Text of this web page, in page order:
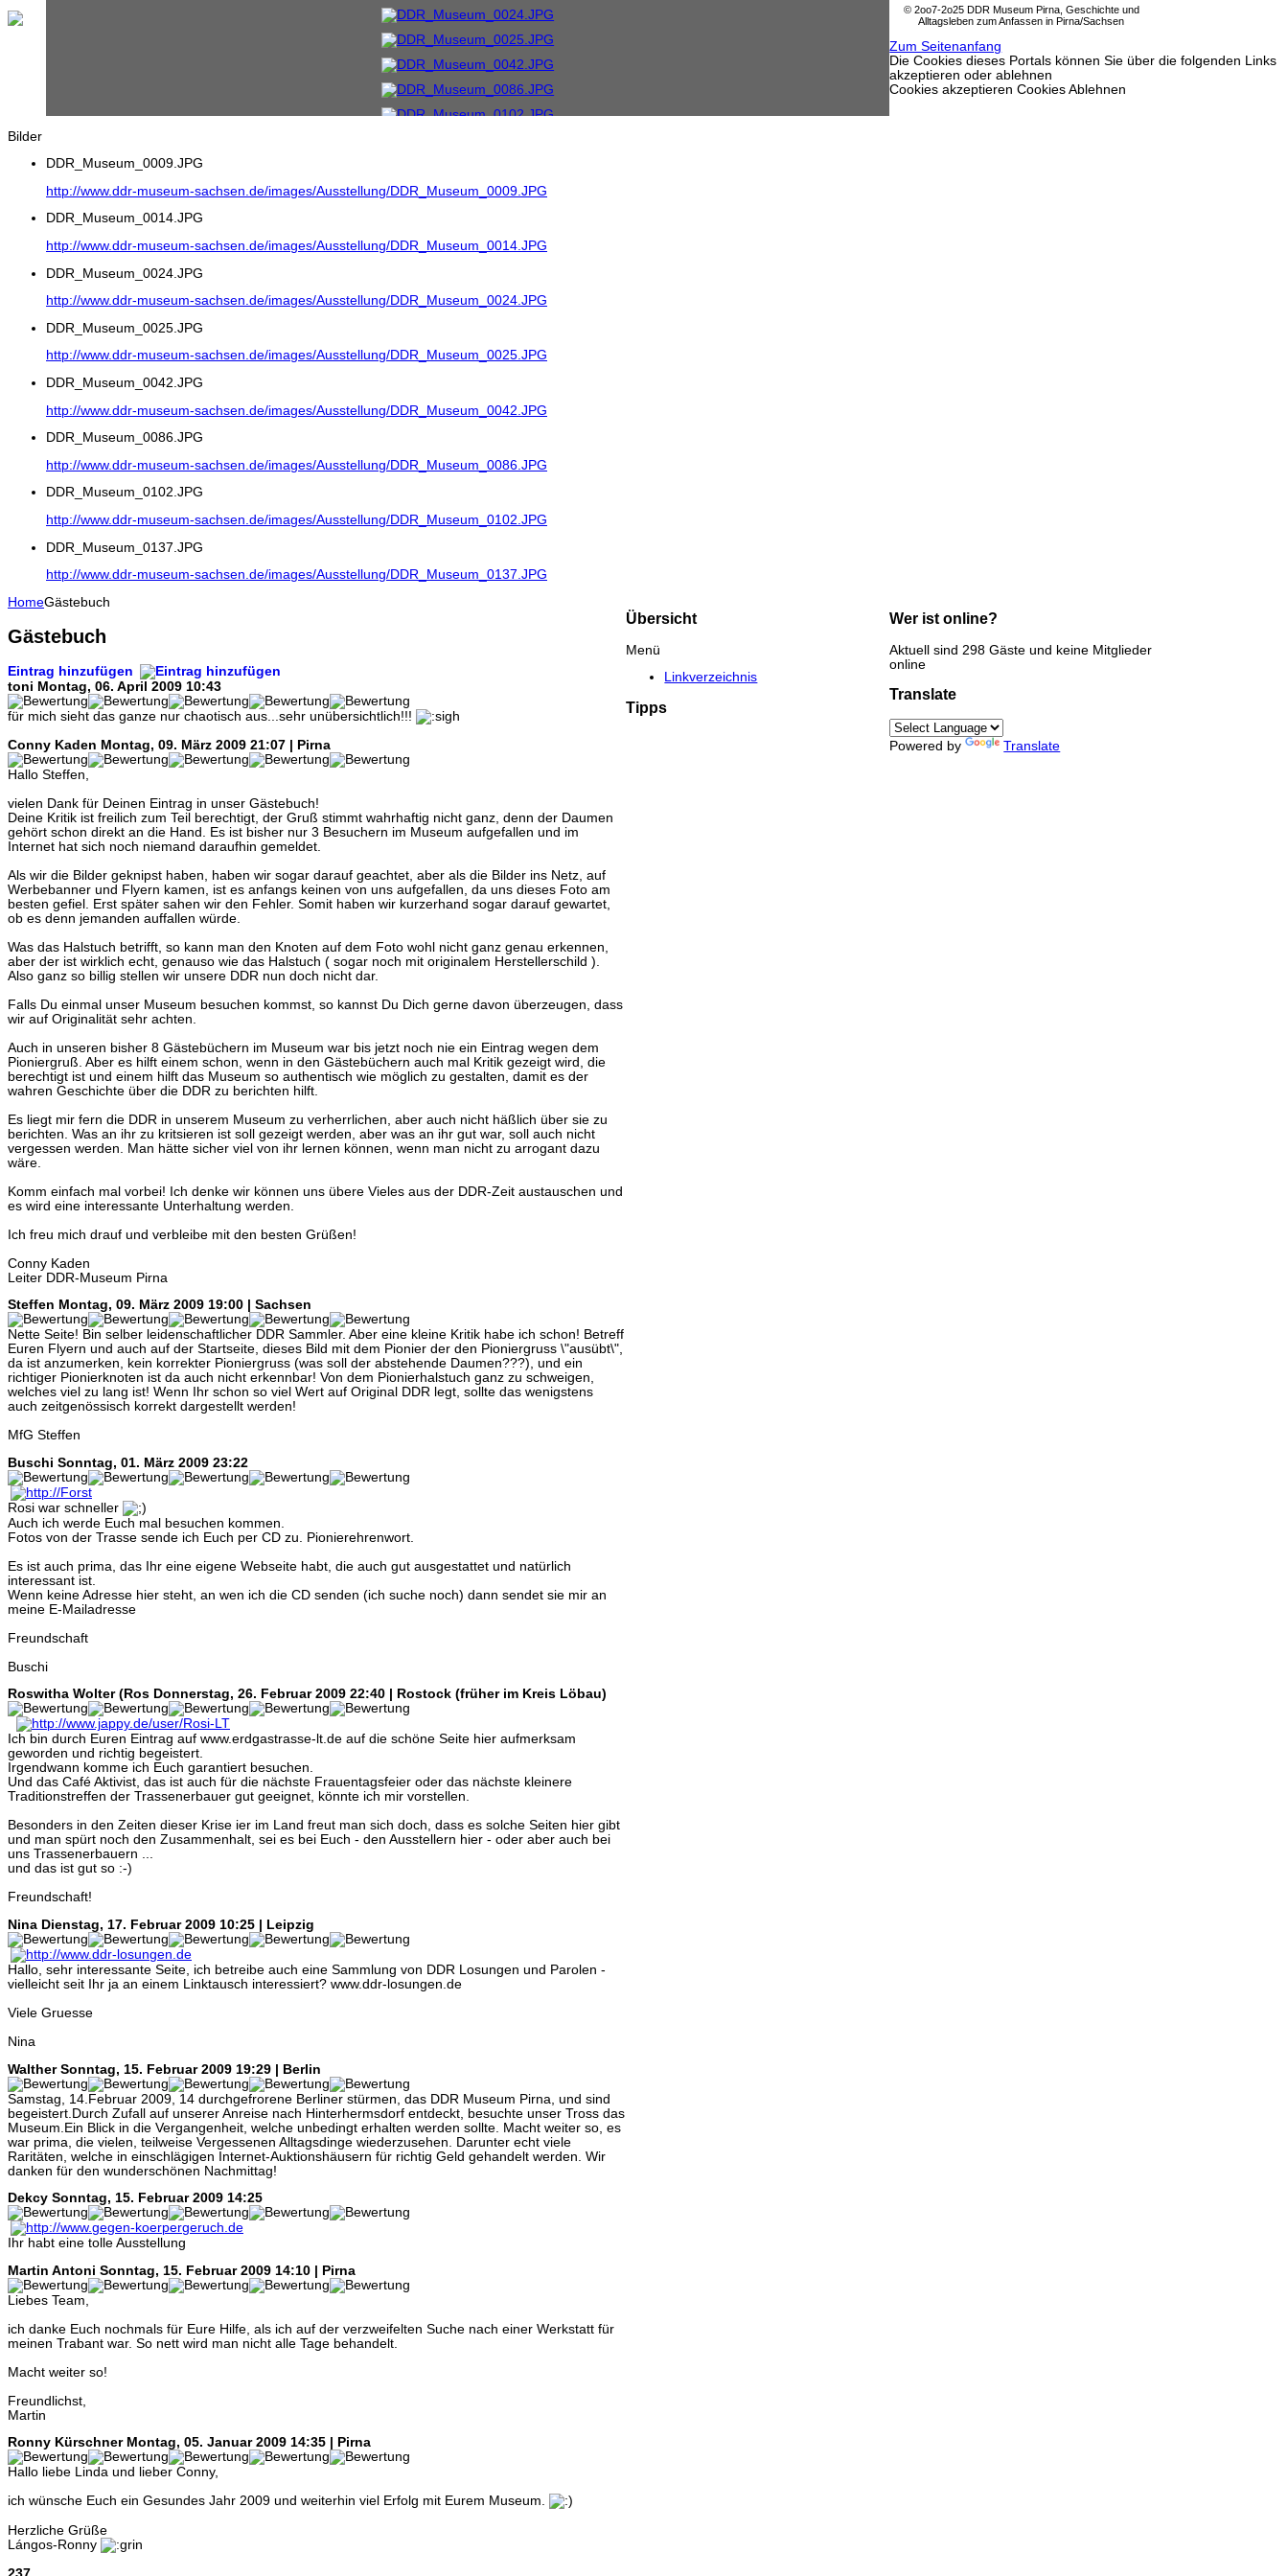
Bilder
DDR_Museum_0009.JPG
http://www.ddr-museum-sachsen.de/images/Ausstellung/DDR_Museum_0009.JPG
DDR_Museum_0014.JPG
http://www.ddr-museum-sachsen.de/images/Ausstellung/DDR_Museum_0014.JPG
DDR_Museum_0024.JPG
http://www.ddr-museum-sachsen.de/images/Ausstellung/DDR_Museum_0024.JPG
DDR_Museum_0025.JPG
http://www.ddr-museum-sachsen.de/images/Ausstellung/DDR_Museum_0025.JPG
DDR_Museum_0042.JPG
http://www.ddr-museum-sachsen.de/images/Ausstellung/DDR_Museum_0042.JPG
DDR_Museum_0086.JPG
http://www.ddr-museum-sachsen.de/images/Ausstellung/DDR_Museum_0086.JPG
DDR_Museum_0102.JPG
http://www.ddr-museum-sachsen.de/images/Ausstellung/DDR_Museum_0102.JPG
DDR_Museum_0137.JPG
http://www.ddr-museum-sachsen.de/images/Ausstellung/DDR_Museum_0137.JPG
HomeGästebuch
Gästebuch
Eintrag hinzufügen
toni Montag, 06. April 2009 10:43
für mich sieht das ganze nur chaotisch aus...sehr unübersichtlich!!!
Conny Kaden Montag, 09. März 2009 21:07 | Pirna
Hallo Steffen,
vielen Dank für Deinen Eintrag in unser Gästebuch!
Deine Kritik ist freilich zum Teil berechtigt, der Gruß stimmt wahrhaftig nicht ganz, denn der Daumen
gehört schon direkt an die Hand. Es ist bisher nur 3 Besuchern im Museum aufgefallen und im
Internet hat sich noch niemand daraufhin gemeldet.
Als wir die Bilder geknipst haben, haben wir sogar darauf geachtet, aber als die Bilder ins Netz, auf
Werbebanner und Flyern kamen, ist es anfangs keinen von uns aufgefallen, da uns dieses Foto am
besten gefiel. Erst später sahen wir den Fehler. Somit haben wir kurzerhand sogar darauf gewartet,
ob es denn jemanden auffallen würde.
Was das Halstuch betrifft, so kann man den Knoten auf dem Foto wohl nicht ganz genau erkennen,
aber der ist wirklich echt, genauso wie das Halstuch ( sogar noch mit originalem Herstellerschild ).
Also ganz so billig stellen wir unsere DDR nun doch nicht dar.
Falls Du einmal unser Museum besuchen kommst, so kannst Du Dich gerne davon überzeugen, dass
wir auf Originalität sehr achten.
Auch in unseren bisher 8 Gästebüchern im Museum war bis jetzt noch nie ein Eintrag wegen dem
Pioniergruß. Aber es hilft einem schon, wenn in den Gästebüchern auch mal Kritik gezeigt wird, die
berechtigt ist und einem hilft das Museum so authentisch wie möglich zu gestalten, damit es der
wahren Geschichte über die DDR zu berichten hilft.
Es liegt mir fern die DDR in unserem Museum zu verherrlichen, aber auch nicht häßlich über sie zu
berichten. Was an ihr zu kritsieren ist soll gezeigt werden, aber was an ihr gut war, soll auch nicht
vergessen werden. Man hätte sicher viel von ihr lernen können, wenn man nicht zu arrogant dazu
wäre.
Komm einfach mal vorbei! Ich denke wir können uns übere Vieles aus der DDR-Zeit austauschen und
es wird eine interessante Unterhaltung werden.
Ich freu mich drauf und verbleibe mit den besten Grüßen!
Conny Kaden
Leiter DDR-Museum Pirna
Steffen Montag, 09. März 2009 19:00 | Sachsen
Nette Seite! Bin selber leidenschaftlicher DDR Sammler. Aber eine kleine Kritik habe ich schon! Betreff
Euren Flyern und auch auf der Startseite, dieses Bild mit dem Pionier der den Pioniergruss \"ausübt\",
da ist anzumerken, kein korrekter Pioniergruss (was soll der abstehende Daumen???), und ein
richtiger Pionierknoten ist da auch nicht erkennbar! Von dem Pionierhalstuch ganz zu schweigen,
welches viel zu lang ist! Wenn Ihr schon so viel Wert auf Original DDR legt, sollte das wenigstens
auch zeitgenössisch korrekt dargestellt werden!
MfG Steffen
Buschi Sonntag, 01. März 2009 23:22
Rosi war schneller
Auch ich werde Euch mal besuchen kommen.
Fotos von der Trasse sende ich Euch per CD zu. Pionierehrenwort.
Es ist auch prima, das Ihr eine eigene Webseite habt, die auch gut ausgestattet und natürlich
interessant ist.
Wenn keine Adresse hier steht, an wen ich die CD senden (ich suche noch) dann sendet sie mir an
meine E-Mailadresse
Freundschaft
Buschi
Roswitha Wolter (Ros Donnerstag, 26. Februar 2009 22:40 | Rostock (früher im Kreis Löbau)
Ich bin durch Euren Eintrag auf www.erdgastrasse-lt.de auf die schöne Seite hier aufmerksam
geworden und richtig begeistert.
Irgendwann komme ich Euch garantiert besuchen.
Und das Café Aktivist, das ist auch für die nächste Frauentagsfeier oder das nächste kleinere
Traditionstreffen der Trassenerbauer gut geeignet, könnte ich mir vorstellen.
Besonders in den Zeiten dieser Krise ier im Land freut man sich doch, dass es solche Seiten hier gibt
und man spürt noch den Zusammenhalt, sei es bei Euch - den Ausstellern hier - oder aber auch bei
uns Trassenerbauern ...
und das ist gut so :-)
Freundschaft!
Nina Dienstag, 17. Februar 2009 10:25 | Leipzig
Hallo, sehr interessante Seite, ich betreibe auch eine Sammlung von DDR Losungen und Parolen -
vielleicht seit Ihr ja an einem Linktausch interessiert? www.ddr-losungen.de
Viele Gruesse
Nina
Walther Sonntag, 15. Februar 2009 19:29 | Berlin
Samstag, 14.Februar 2009, 14 durchgefrorene Berliner stürmen, das DDR Museum Pirna, und sind
begeistert.Durch Zufall auf unserer Anreise nach Hinterhermsdorf entdeckt, besuchte unser Tross das
Museum.Ein Blick in die Vergangenheit, welche unbedingt erhalten werden sollte. Macht weiter so, es
war prima, die vielen, teilweise Vergessenen Alltagsdinge wiederzusehen. Darunter echt viele
Raritäten, welche in einschlägigen Internet-Auktionshäusern für richtig Geld gehandelt werden. Wir
danken für den wunderschönen Nachmittag!
Dekcy Sonntag, 15. Februar 2009 14:25
Ihr habt eine tolle Ausstellung
Martin Antoni Sonntag, 15. Februar 2009 14:10 | Pirna
Liebes Team,
ich danke Euch nochmals für Eure Hilfe, als ich auf der verzweifelten Suche nach einer Werkstatt für
meinen Trabant war. So nett wird man nicht alle Tage behandelt.
Macht weiter so!
Freundlichst,
Martin
Ronny Kürschner Montag, 05. Januar 2009 14:35 | Pirna
Hallo liebe Linda und lieber Conny,
ich wünsche Euch ein Gesundes Jahr 2009 und weiterhin viel Erfolg mit Eurem Museum.
Herzliche Grüße
Lángos-Ronny
Übersicht
Menü
Linkverzeichnis
Tipps
Wer ist online?
Aktuell sind 298 Gäste und keine Mitglieder
online
Translate
Powered by Translate
© 2oo7-2o25 DDR Museum Pirna, Geschichte und
Alltagsleben zum Anfassen in Pirna/Sachsen
Zum Seitenanfang
Die Cookies dieses Portals können Sie über die folgenden Links
akzeptieren oder ablehnen
Cookies akzeptieren Cookies Ablehnen